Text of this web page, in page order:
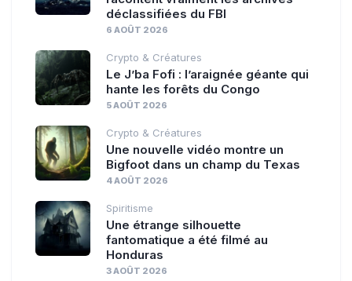
déclassifiées du FBI
6 AOÛT 2026
Crypto & Créatures
Le J’ba Fofi : l’araignée géante qui
hante les forêts du Congo
5 AOÛT 2026
Crypto & Créatures
Une nouvelle vidéo montre un
Bigfoot dans un champ du Texas
4 AOÛT 2026
Spiritisme
Une étrange silhouette
fantomatique a été filmé au
Honduras
3 AOÛT 2026